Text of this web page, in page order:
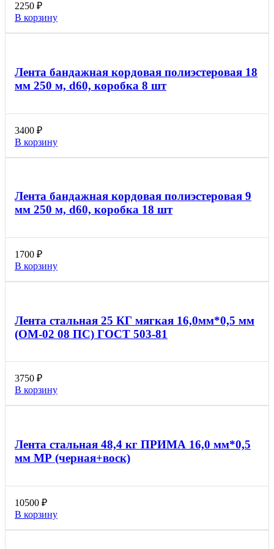
2250 ₽
В корзину
Лента бандажная кордовая полиэстеровая 18
мм 250 м, d60, коробка 8 шт
3400 ₽
В корзину
Лента бандажная кордовая полиэстеровая 9
мм 250 м, d60, коробка 18 шт
1700 ₽
В корзину
Лента стальная 25 КГ мягкая 16,0мм*0,5 мм
(ОМ-02 08 ПС) ГОСТ 503-81
3750 ₽
В корзину
Лента стальная 48,4 кг ПРИМА 16,0 мм*0,5
мм МР (черная+воск)
10500 ₽
В корзину